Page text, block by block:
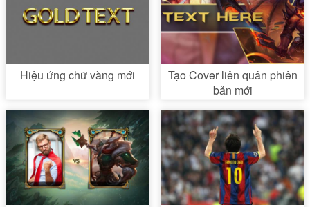
Hiệu ứng chữ vàng mới
Tạo Cover liên quân phiên
bản mới